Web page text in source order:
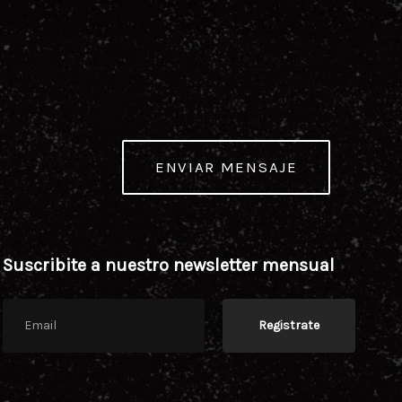
ENVIAR MENSAJE
Suscribite a nuestro newsletter mensual
Registrate